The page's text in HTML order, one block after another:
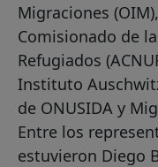
Migraciones
Comisionado de
Refugiados
Instituto
de ONUSIDA y
Entre los
estuvieron Diego